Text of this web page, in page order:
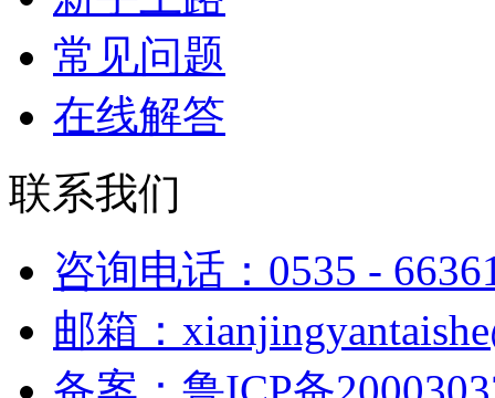
常见问题
在线解答
联系我们
咨询电话：0535 -
邮箱：